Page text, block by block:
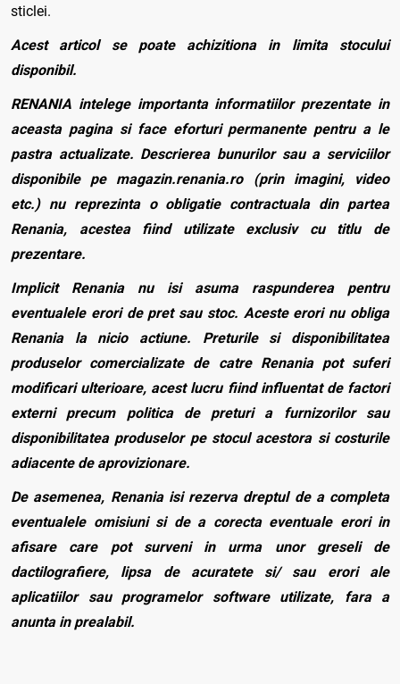
sticlei.
Acest articol se poate achizitiona in limita stocului
disponibil.
RENANIA intelege importanta informatiilor prezentate in
aceasta pagina si face eforturi permanente pentru a le
pastra actualizate. Descrierea bunurilor sau a serviciilor
disponibile pe magazin.renania.ro (prin imagini, video
etc.) nu reprezinta o obligatie contractuala din partea
Renania, acestea fiind utilizate exclusiv cu titlu de
prezentare.
Implicit Renania nu isi asuma raspunderea pentru
eventualele erori de pret sau stoc. Aceste erori nu obliga
Renania la nicio actiune. Preturile si disponibilitatea
produselor comercializate de catre Renania pot suferi
modificari ulterioare, acest lucru fiind influentat de factori
externi precum politica de preturi a furnizorilor sau
disponibilitatea produselor pe stocul acestora si costurile
adiacente de aprovizionare.
De asemenea, Renania isi rezerva dreptul de a completa
eventualele omisiuni si de a corecta eventuale erori in
afisare care pot surveni in urma unor greseli de
dactilografiere, lipsa de acuratete si/ sau erori ale
aplicatiilor sau programelor software utilizate, fara a
anunta in prealabil.